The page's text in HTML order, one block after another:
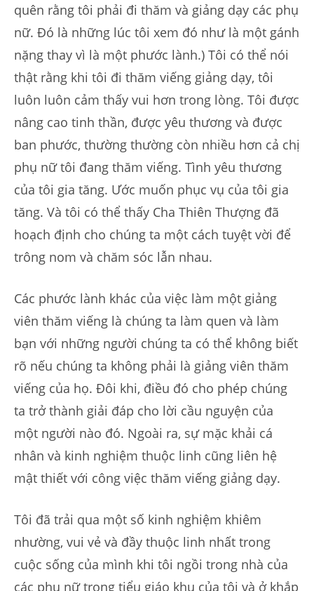
quên rằng tôi phải đi thăm và giảng dạy các phụ
nữ. Đó là những lúc tôi xem đó như là một gánh
nặng thay vì là một phước lành.) Tôi có thể nói
thật rằng khi tôi đi thăm viếng giảng dạy, tôi
luôn luôn cảm thấy vui hơn trong lòng. Tôi được
nâng cao tinh thần, được yêu thương và được
ban phước, thường thường còn nhiều hơn cả chị
phụ nữ tôi đang thăm viếng. Tình yêu thương
của tôi gia tăng. Ước muốn phục vụ của tôi gia
tăng. Và tôi có thể thấy Cha Thiên Thượng đã
hoạch định cho chúng ta một cách tuyệt vời để
trông nom và chăm sóc lẫn nhau.
Các phước lành khác của việc làm một giảng
viên thăm viếng là chúng ta làm quen và làm
bạn với những người chúng ta có thể không biết
rõ nếu chúng ta không phải là giảng viên thăm
viếng của họ. Đôi khi, điều đó cho phép chúng
ta trở thành giải đáp cho lời cầu nguyện của
một người nào đó. Ngoài ra, sự mặc khải cá
nhân và kinh nghiệm thuộc linh cũng liên hệ
mật thiết với công việc thăm viếng giảng dạy.
Tôi đã trải qua một số kinh nghiệm khiêm
nhường, vui vẻ và đầy thuộc linh nhất trong
cuộc sống của mình khi tôi ngồi trong nhà của
các phụ nữ trong tiểu giáo khu của tôi và ở khắp